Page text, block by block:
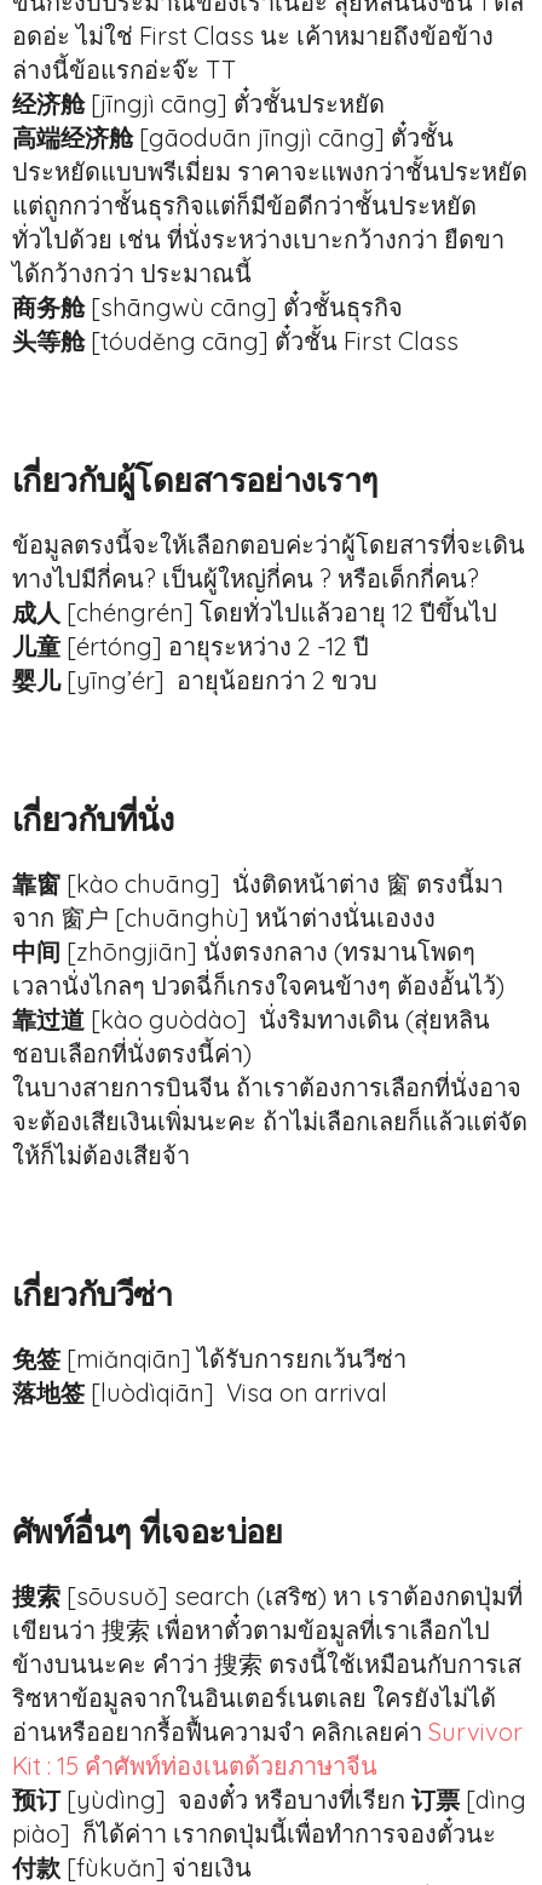
อดอ่ะ ไม่ใช่ First Class นะ เค้าหมายถึงข้อข้าง
ล่างนี้ข้อแรกอ่ะจ๊ะ TT
经济舱[jīngjì cāng] ตั๋วชั้นประหยัด
高端经济舱[gāoduān jīngjì cāng] ตั๋วชั้น
ประหยัดแบบพรีเมี่ยม ราคาจะแพงกว่าชั้นประหยัด
แต่ถูกกว่าชั้นธุรกิจแต่ก็มีข้อดีกว่าชั้นประหยัด
ทั่วไปด้วย เช่น ที่นั่งระหว่างเบาะกว้างกว่า ยืดขา
ได้กว้างกว่า ประมาณนี้
商务舱[shāngwù cāng] ตั๋วชั้นธุรกิจ
头等舱[tóuděng cāng] ตั๋วชั้น First Class
เกี่ยวกับผู้โดยสารอย่างเราๆ
ข้อมูลตรงนี้จะให้เลือกตอบค่ะว่าผู้โดยสารที่จะเดิน
ทางไปมีกี่คน? เป็นผู้ใหญ่กี่คน ? หรือเด็กกี่คน?
成人 [chéngrén] โดยทั่วไปแล้วอายุ 12 ปีขึ้นไป
儿童 [értóng] อายุระหว่าง 2 -12 ปี
婴儿[yīng’ér] อายุน้อยกว่า 2 ขวบ
เกี่ยวกับที่นั่ง
靠窗 [kào chuāng] นั่งติดหน้าต่าง 窗 ตรงนี้มา
จาก 窗户 [chuānghù] หน้าต่างนั่นเองงง
中间 [zhōngjiān] นั่งตรงกลาง (ทรมานโพดๆ
เวลานั่งไกลๆ ปวดฉี่ก็เกรงใจคนข้างๆ ต้องอั้นไว้)
靠过道 [kào guòdào] นั่งริมทางเดิน (สุ่ยหลิน
ชอบเลือกที่นั่งตรงนี้ค่า)
ในบางสายการบินจีน ถ้าเราต้องการเลือกที่นั่งอาจ
จะต้องเสียเงินเพิ่มนะคะ ถ้าไม่เลือกเลยก็แล้วแต่จัด
ให้ก็ไม่ต้องเสียจ้า
เกี่ยวกับวีซ่า
免签 [miǎnqiān] ได้รับการยกเว้นวีซ่า
落地签 [luòdìqiān] Visa on arrival
ศัพท์อื่นๆ ที่เจอะบ่อย
搜索 [sōusuǒ] search (เสริซ) หา เราต้องกดปุ่มที่
เขียนว่า 搜索 เพื่อหาตั๋วตามข้อมูลที่เราเลือกไป
ข้างบนนะคะ คำว่า 搜索 ตรงนี้ใช้เหมือนกับการเส
ริซหาข้อมูลจากในอินเตอร์เนตเลย ใครยังไม่ได้
อ่านหรืออยากรื้อฟื้นความจำ คลิกเลยค่า Survivor
Kit : 15 คำศัพท์ท่องเนตด้วยภาษาจีน
预订[yùdìng] จองตั๋ว หรือบางที่เรียก 订票 [dìng
piào] ก็ได้ค่าา เรากดปุ่มนี้เพื่อทำการจองตั๋วนะ
付款 [fùkuǎn] จ่ายเงิน